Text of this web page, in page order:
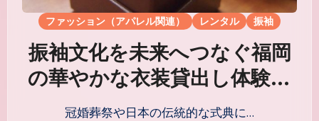
ファッション（アパレル関連） レンタル 振袖
振袖文化を未来へつなぐ福岡
の華やかな衣装貸出し体験と
都市生活への融合
冠婚葬祭や日本の伝統的な式典に…